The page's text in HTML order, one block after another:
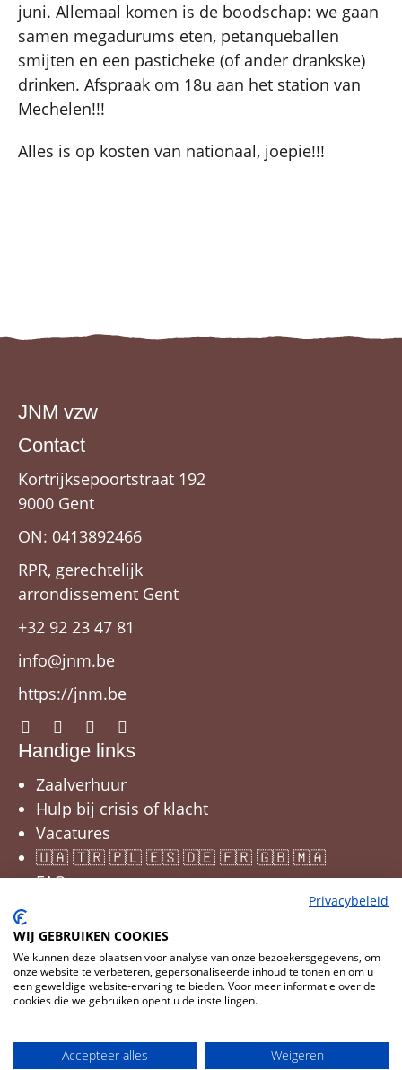
juni. Allemaal komen is de boodschap: we gaan
samen megadurums eten, petanqueballen
smijten en een pasticheke (of ander drankske)
drinken. Afspraak om 18u aan het station van
Mechelen!!!
Alles is op kosten van nationaal, joepie!!!
JNM vzw
Contact
Kortrijksepoortstraat 192
9000 Gent
ON: 0413892466
RPR, gerechtelijk
arrondissement Gent
+32 92 23 47 81
info@jnm.be
https://jnm.be
Handige links
Zaalverhuur
Hulp bij crisis of klacht
Vacatures
🇺🇦 🇹🇷 🇵🇱 🇪🇸 🇩🇪 🇫🇷 🇬🇧 🇲🇦
FAQ
Privacybeleid
WIJ GEBRUIKEN COOKIES
We kunnen deze plaatsen voor analyse van onze bezoekersgegevens, om
onze website te verbeteren, gepersonaliseerde inhoud te tonen en om u
een geweldige website-ervaring te bieden. Voor meer informatie over de
cookies die we gebruiken opent u de instellingen.
Accepteer alles Weigeren